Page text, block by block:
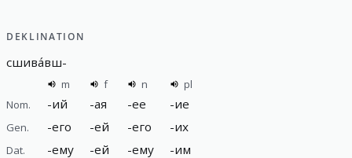
DEKLINATION
сшива́вш-
m f n
pl
Nom.
-ий -ая -ее -ие
Gen. -его -ей -его -их
Dat. -ему -ей -ему -им